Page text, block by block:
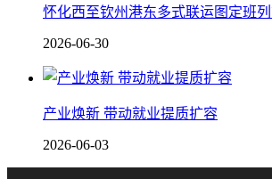
怀化西至钦州港东多式联运图定班
2026-06-30
产业焕新 带动就业提质扩容
2026-06-03